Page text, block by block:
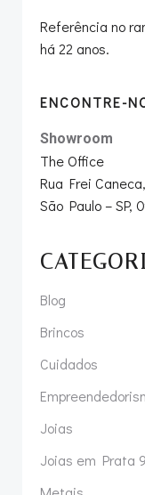
Referência no
há 22 anos.
ENCONTRE-
Showroom
The Office
Rua Frei
São Paulo – SP,
Blog
Brincos
Cuidados
Joias
Joias em Prata